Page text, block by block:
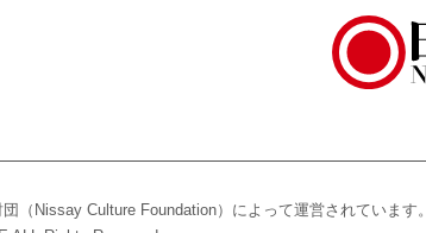
（Nissay Culture Foundation）によって運営されています。